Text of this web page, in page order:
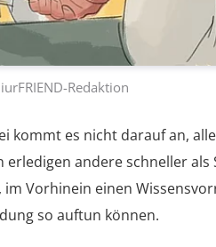
iurFRIEND-Redaktion
kommt es nicht darauf an,
andere schneller als
Vorhinein einen
so auftun können.